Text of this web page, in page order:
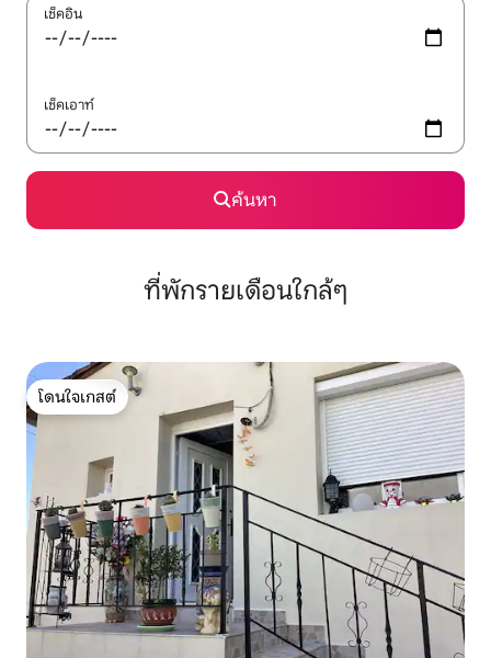
เช็คอิน
เช็คเอาท์
ค้นหา
ที่พักรายเดือนใกล้ๆ
โดนใจเกสต์
โดนใจเกสต์